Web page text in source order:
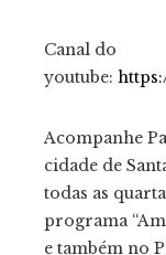
Canal do
youtube:
Acompanhe
cidade de
todas as
programa
e também no